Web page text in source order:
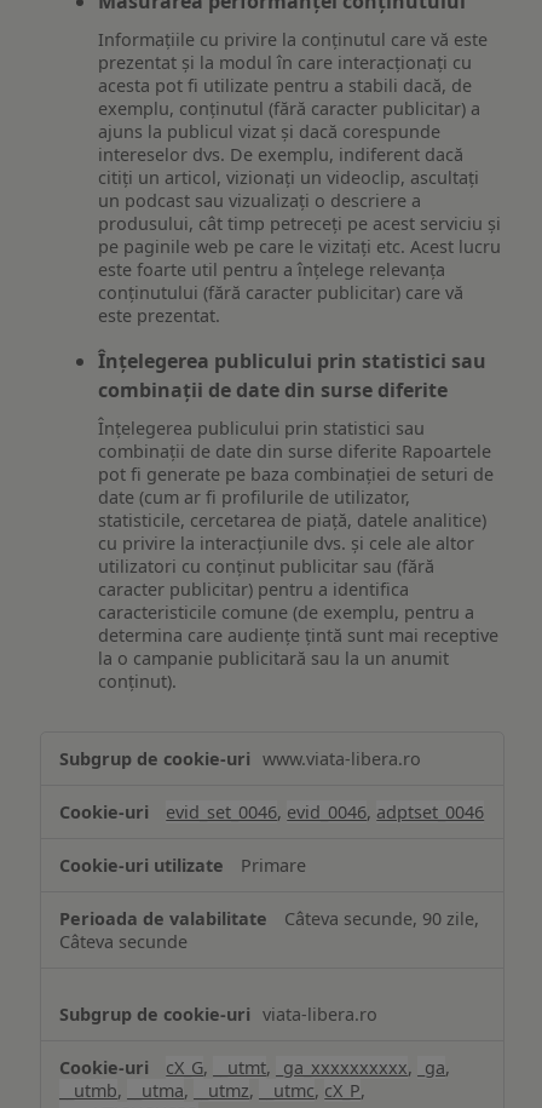
Informațiile cu privire la conținutul care vă este
prezentat și la modul în care interacționați cu
acesta pot fi utilizate pentru a stabili dacă, de
exemplu, conținutul (fără caracter publicitar) a
ajuns la publicul vizat și dacă corespunde
intereselor dvs. De exemplu, indiferent dacă
citiți un articol, vizionați un videoclip, ascultați
un podcast sau vizualizați o descriere a
produsului, cât timp petreceți pe acest serviciu și
pe paginile web pe care le vizitați etc. Acest lucru
este foarte util pentru a înțelege relevanța
conținutului (fără caracter publicitar) care vă
este prezentat.
Înțelegerea publicului prin statistici sau
combinații de date din surse diferite
Înțelegerea publicului prin statistici sau
combinații de date din surse diferite Rapoartele
pot fi generate pe baza combinației de seturi de
date (cum ar fi profilurile de utilizator,
statisticile, cercetarea de piață, datele analitice)
cu privire la interacțiunile dvs. și cele ale altor
utilizatori cu conținut publicitar sau (fără
caracter publicitar) pentru a identifica
caracteristicile comune (de exemplu, pentru a
determina care audiențe țintă sunt mai receptive
la o campanie publicitară sau la un anumit
conținut).
www.viata-libera.ro
evid_set_0046, evid_0046, adptset_0046
Primare
Câteva secunde, 90 zile,
Câteva secunde
viata-libera.ro
cX_G, __utmt, _ga_xxxxxxxxxx, _ga,
__utmb, __utma, __utmz, __utmc, cX_P,